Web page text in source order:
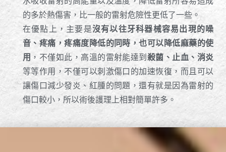
的多於熱傷害，比一般的雷射危險性更低了一些。
在優點上，主要是沒有以往牙科器械容易出現的噪
音、疼痛，疼痛度降低的同時，也可以降低麻藥的使
用 ，不僅如此，高溫的雷射能達到 殺菌、止血、消炎
等等作用，不僅可以刺激傷口的加速恢復，而且可以
讓傷口減少發炎、紅腫的問題，還有就是因為雷射的
傷口較小，所以術後護理上相對簡單許多。